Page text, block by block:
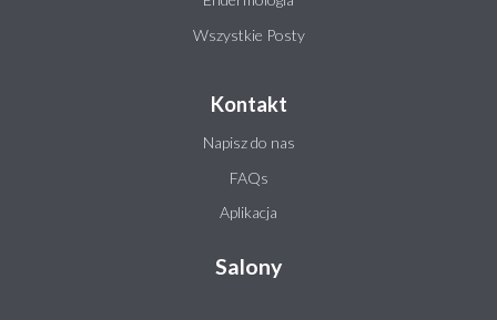
Wszystkie Posty
Kontakt
Napisz do nas
FAQs
Aplikacja
Salony